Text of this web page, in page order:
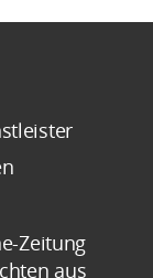
Zeitung
aus